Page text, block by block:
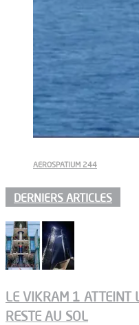
AEROSPATIUM 244
DERNIERS ARTICLES
LE VIKRAM 1 ATTEINT
RESTE AU SOL